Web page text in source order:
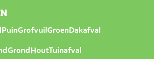
PuinGrofvuilGroenDakafval
GrondHoutTuinafval